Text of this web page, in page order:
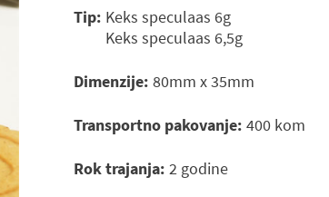
Tip: Keks speculaas 6g
Keks speculaas 6,5g
Dimenzije: 80mm x 35mm
Transportno pakovanje: 400 kom
Rok trajanja: 2 godine